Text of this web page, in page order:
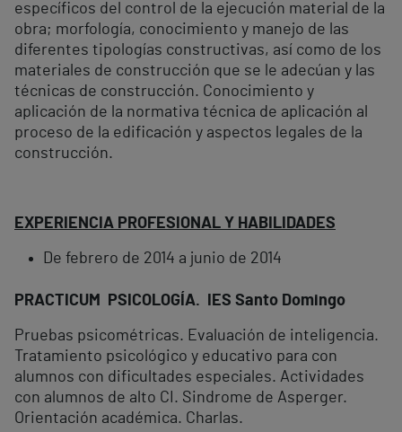
específicos del control de la ejecución material de la
obra; morfología, conocimiento y manejo de las
diferentes tipologías constructivas, así como de los
materiales de construcción que se le adecúan y las
técnicas de construcción. Conocimiento y
aplicación de la normativa técnica de aplicación al
proceso de la edificación y aspectos legales de la
construcción.
EXPERIENCIA PROFESIONAL Y HABILIDADES
De febrero de 2014 a junio de 2014
PRACTICUM PSICOLOGÍA. IES Santo Domingo
Pruebas psicométricas. Evaluación de inteligencia.
Tratamiento psicológico y educativo para con
alumnos con dificultades especiales. Actividades
con alumnos de alto CI. Sindrome de Asperger.
Orientación académica. Charlas.